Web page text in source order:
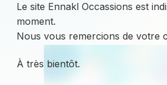
Le site Ennakl Occassions est
moment.
Nous vous remercions de votre
À très bientôt.